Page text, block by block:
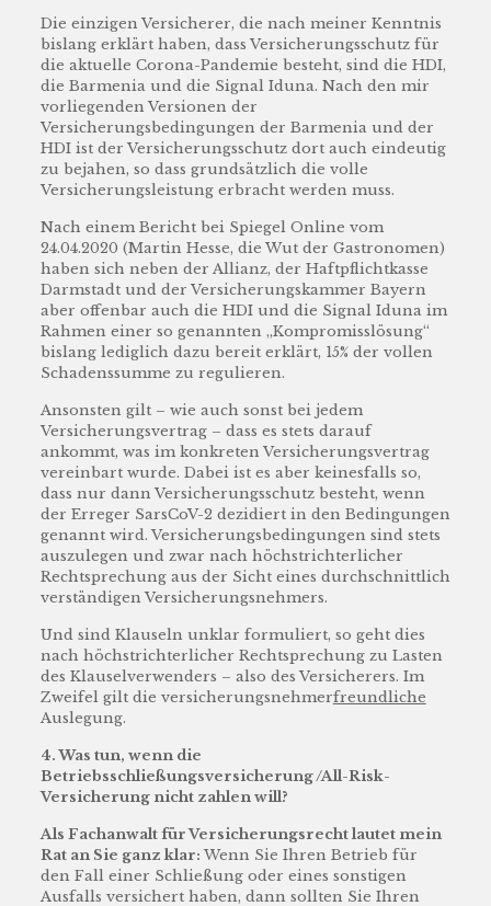
Die einzigen Versicherer, die nach meiner Kenntnis
bislang erklärt haben, dass Versicherungsschutz für
die aktuelle Corona-Pandemie besteht, sind die HDI,
die Barmenia und die Signal Iduna. Nach den mir
vorliegenden Versionen der
Versicherungsbedingungen der Barmenia und der
HDI ist der Versicherungsschutz dort auch eindeutig
zu bejahen, so dass grundsätzlich die volle
Versicherungsleistung erbracht werden muss.
Nach einem Bericht bei Spiegel Online vom
24.04.2020 (Martin Hesse, die Wut der Gastronomen)
haben sich neben der Allianz, der Haftpflichtkasse
Darmstadt und der Versicherungskammer Bayern
aber offenbar auch die HDI und die Signal Iduna im
Rahmen einer so genannten „Kompromisslösung“
bislang lediglich dazu bereit erklärt, 15% der vollen
Schadenssumme zu regulieren.
Ansonsten gilt – wie auch sonst bei jedem
Versicherungsvertrag – dass es stets darauf
ankommt, was im konkreten Versicherungsvertrag
vereinbart wurde. Dabei ist es aber keinesfalls so,
dass nur dann Versicherungsschutz besteht, wenn
der Erreger SarsCoV-2 dezidiert in den Bedingungen
genannt wird. Versicherungsbedingungen sind stets
auszulegen und zwar nach höchstrichterlicher
Rechtsprechung aus der Sicht eines durchschnittlich
verständigen Versicherungsnehmers.
Und sind Klauseln unklar formuliert, so geht dies
nach höchstrichterlicher Rechtsprechung zu Lasten
des Klauselverwenders – also des Versicherers. Im
Zweifel gilt die versicherungsnehmerfreundliche
Auslegung.
4. Was tun, wenn die
Betriebsschließungsversicherung /All-Risk-
Versicherung nicht zahlen will?
Als Fachanwalt für Versicherungsrecht lautet mein
Rat an Sie ganz klar: Wenn Sie Ihren Betrieb für
den Fall einer Schließung oder eines sonstigen
Ausfalls versichert haben, dann sollten Sie Ihren